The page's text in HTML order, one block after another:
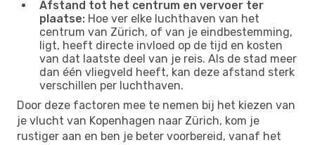
Afstand tot het centrum en vervoer ter
plaatse: Hoe ver elke luchthaven van het
centrum van Zürich, of van je eindbestemming,
ligt, heeft directe invloed op de tijd en kosten
van dat laatste deel van je reis. Als de stad meer
dan één vliegveld heeft, kan deze afstand sterk
verschillen per luchthaven.
Door deze factoren mee te nemen bij het kiezen van
je vlucht van Kopenhagen naar Zürich, kom je
rustiger aan en ben je beter voorbereid, vanaf het